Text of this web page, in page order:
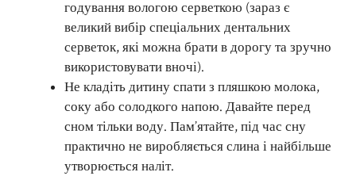
годування вологою серветкою (зараз є
великий вибір спеціальних дентальних
серветок, які можна брати в дорогу та зручно
використовувати вночі).
Не кладіть дитину спати з пляшкою молока,
соку або солодкого напою. Давайте перед
сном тільки воду. Пам’ятайте, під час сну
практично не виробляється слина і найбільше
утворюється наліт.